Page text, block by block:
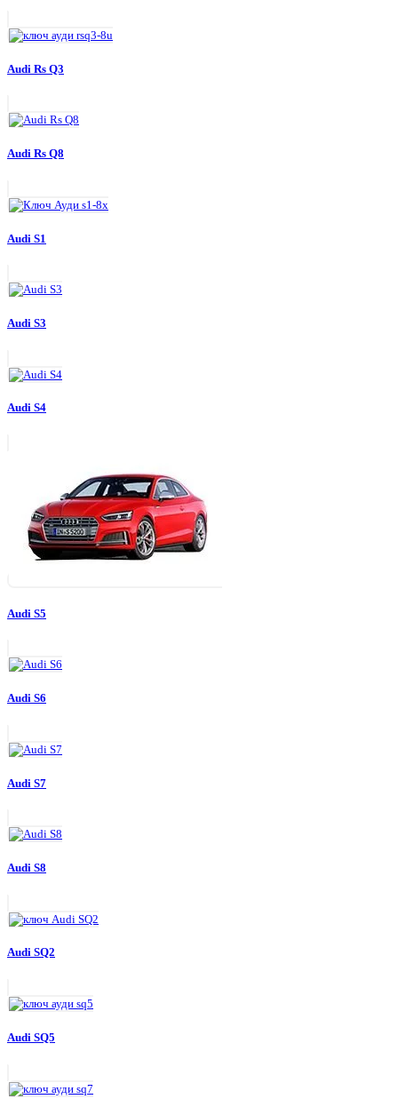
Audi Rs Q3
Audi Rs Q8
Audi S1
Audi S3
Audi S4
Audi S5
Audi S6
Audi S7
Audi S8
Audi SQ2
Audi SQ5